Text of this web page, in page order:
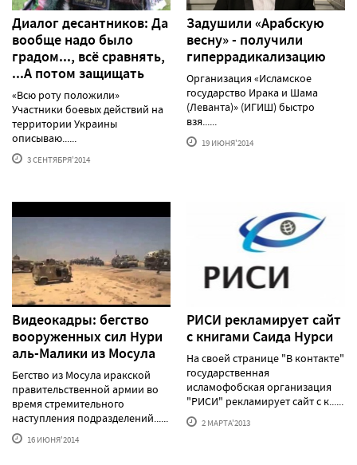
Диалог десантников: Да
вообще надо было
градом..., всё сравнять,
...А потом защищать
«Всю роту положили»
Участники боевых действий на
территории Украины
описываю......
3 СЕНТЯБРЯ'2014
Задушили «Арабскую
весну» - получили
гиперрадикализацию
Организация «Исламское
государство Ирака и Шама
(Леванта)» (ИГИШ) быстро
взя......
19 ИЮНЯ'2014
Видеокадры: бегство
вооруженных сил Нури
аль-Малики из Мосула
Бегство из Мосула иракской
правительственной армии во
время стремительного
наступления подразделений......
16 ИЮНЯ'2014
РИСИ рекламирует сайт
с книгами Саида Нурси
На своей странице "В контакте"
государственная
исламофобская организация
"РИСИ" рекламирует сайт с к......
2 МАРТА'2013